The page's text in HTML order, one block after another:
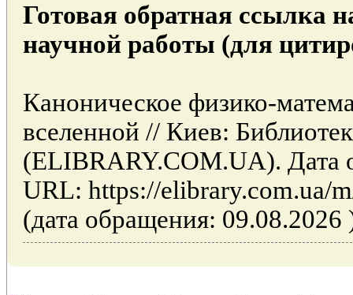
Готовая обратная ссылка
научной работы (для
Каноническое физико-
вселенной // Киев:
(ELIBRARY.COM.UA). Дата
URL: https://elibrary.com.ua/
(дата обращения: 09.08.2026